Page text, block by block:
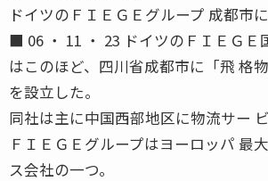
ドイツのＦＩＥＧＥグループ 成都市
■ 06 ・ 11 ・ 23 ドイツのＦＩＥＧＥ
はこのほど、四川省成都市に「飛 格
を設立した。
同社は主に中国西部地区に物流サー
ＦＩＥＧＥグループはヨーロッパ 最
ス会社の一つ。